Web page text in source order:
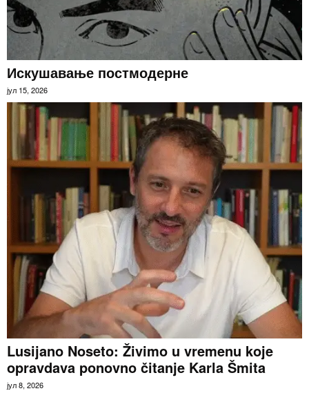
Искушавање постмодерне
јул 15, 2026
Lusijano Noseto: Živimo u vremenu koje
opravdava ponovno čitanje Karla Šmita
јул 8, 2026